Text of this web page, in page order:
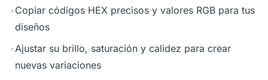
•Copiar códigos HEX precisos y valores RGB para tus
diseños
•Ajustar su brillo, saturación y calidez para crear
nuevas variaciones